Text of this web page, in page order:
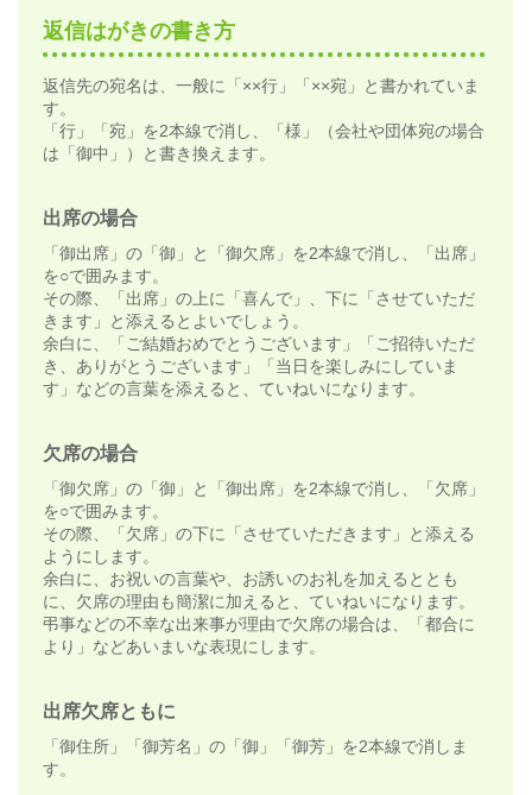
返信はがきの書き方
返信先の宛名は、一般に「××行」「××宛」と書かれていま
す。
「行」「宛」を2本線で消し、「様」（会社や団体宛の場合
は「御中」）と書き換えます。
出席の場合
「御出席」の「御」と「御欠席」を2本線で消し、「出席」
を○で囲みます。
その際、「出席」の上に「喜んで」、下に「させていただ
きます」と添えるとよいでしょう。
余白に、「ご結婚おめでとうございます」「ご招待いただ
き、ありがとうございます」「当日を楽しみにしていま
す」などの言葉を添えると、ていねいになります。
欠席の場合
「御欠席」の「御」と「御出席」を2本線で消し、「欠席」
を○で囲みます。
その際、「欠席」の下に「させていただきます」と添える
ようにします。
余白に、お祝いの言葉や、お誘いのお礼を加えるととも
に、欠席の理由も簡潔に加えると、ていねいになります。
弔事などの不幸な出来事が理由で欠席の場合は、「都合に
より」などあいまいな表現にします。
出席欠席ともに
「御住所」「御芳名」の「御」「御芳」を2本線で消しま
す。